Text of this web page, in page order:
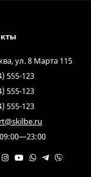
ул. 8 Марта 115
555-123
555-123
555-123